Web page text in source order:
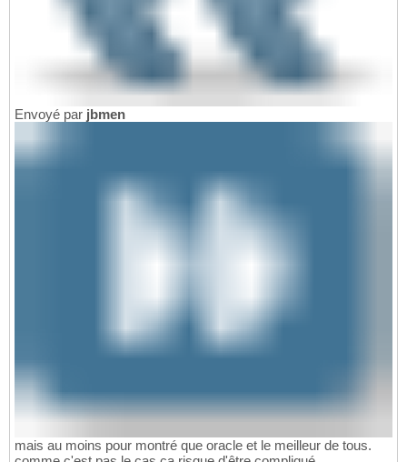
Envoyé par jbmen
mais au moins pour montré que oracle et le meilleur de tous.